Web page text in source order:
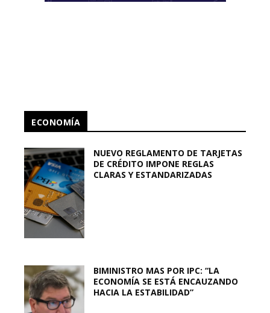
ECONOMÍA
NUEVO REGLAMENTO DE TARJETAS
DE CRÉDITO IMPONE REGLAS
CLARAS Y ESTANDARIZADAS
BIMINISTRO MAS POR IPC: “LA
ECONOMÍA SE ESTÁ ENCAUZANDO
HACIA LA ESTABILIDAD”